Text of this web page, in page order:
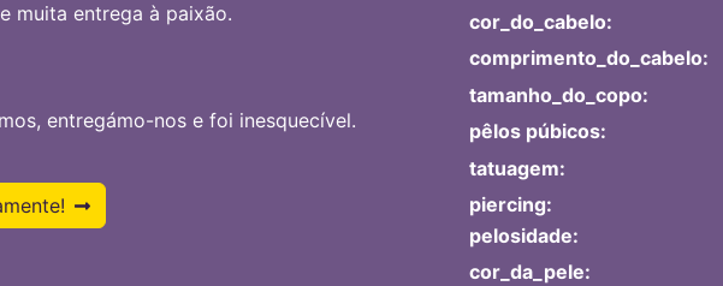
muita entrega à paixão.
entregámo-nos e foi inesquecível.
cor_do_cabelo:
comprimento_do_cabelo:
tamanho_do_copo:
pêlos púbicos:
tatuagem:
piercing:
pelosidade:
cor_da_pele: